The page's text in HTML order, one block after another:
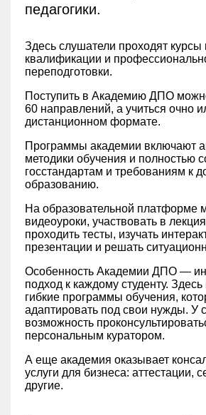
педагогики.
Здесь слушатели проходят
квалификации и
переподготовки.
Поступить в Академию ДПО
60 направлений, а учиться очно
дистанционном формате.
Программы академии включают
методики обучения и полностью
госстандартам и требованиям к
образованию.
На образовательной платформе
видеоуроки, участвовать в
проходить тесты, изучать
презентации и решать
Особенность Академии ДПО —
подход к каждому студенту.
гибкие программы обучения,
адаптировать под свои нужды. У
возможность
персональным куратором.
А еще академия оказывает
услуги для бизнеса: аттестации,
другие.